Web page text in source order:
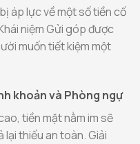
áp lực về một số tiền cố
niệm Gửi góp được
muốn tiết kiệm một
khoản và Phòng ngự
tiền mặt nằm im sẽ
thiếu an toàn. Giải